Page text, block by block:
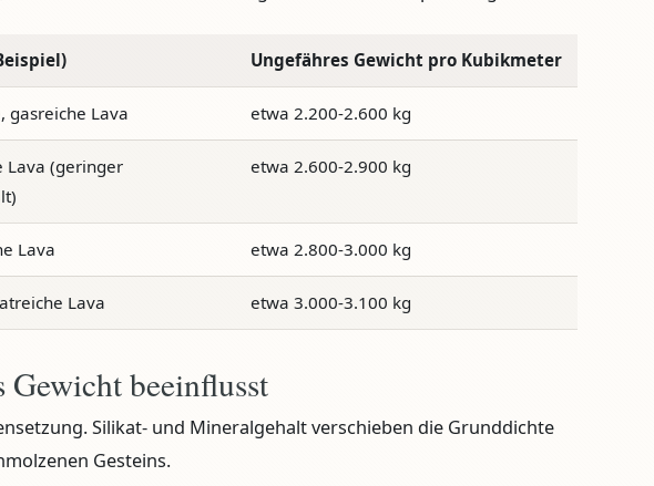
Ungefähres Gewicht pro Kubikmeter
gasreiche Lava etwa 2.200-2.600 kg
Lava (geringer
etwa 2.600-2.900 kg
Lava etwa 2.800-3.000 kg
Lava etwa 3.000-3.100 kg
Gewicht beeinflusst
Silikat- und Mineralgehalt verschieben die Grunddichte
Gesteins.